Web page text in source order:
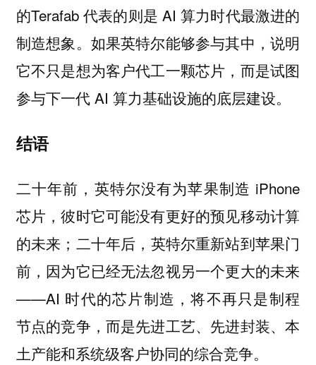
的Terafab 代表的则是 AI 算力时代最激进的
制造想象。如果英特尔能够参与其中，说明
它不只是想为客户代工一颗芯片，而是试图
参与下一代 AI 算力基础设施的底层建设。
结语
二十年前，英特尔没有为苹果制造 iPhone
芯片，彼时它可能没有更好的预见移动计算
的未来；二十年后，英特尔重新站到苹果门
前，因为它已经无法忽视另一个更大的未来
——AI 时代的芯片制造，将不再只是制程
节点的竞争，而是先进工艺、先进封装、本
土产能和系统级客户协同的综合竞争。